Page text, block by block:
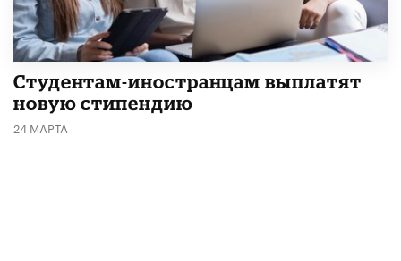
Студентам-иностранцам выплатят
новую стипендию
24 МАРТА